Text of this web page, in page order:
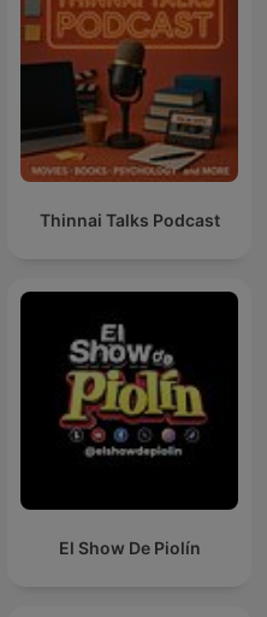
Thinnai Talks Podcast
El Show De Piolín